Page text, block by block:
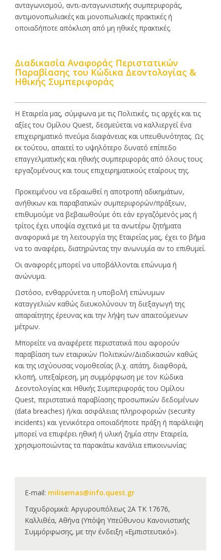
ανταγωνισμού, αντι-ανταγωνιστικής συμπεριφοράς,
αντιμονοπωλιακές και μονοπωλιακές πρακτικές ή
οποιαδήποτε απόκλιση από μη ηθικές πρακτικές.
Διαδικασία Αναφοράς Περιστατικών
Παραβίασης του Κώδικα Δεοντολογίας &
Ηθικής Συμπεριφοράς
Η Eταιρεία μας, σύμφωνα με τις Πολιτικές, τις αρχές και τις
αξίες του Ομίλου Quest, δεσμεύεται να καλλιεργεί ένα
επιχειρηματικό πνεύμα διαφάνειας και υπευθυνότητας. Ως
εκ τούτου, απαιτεί το υψηλότερο δυνατό επίπεδο
επαγγελματικής και ηθικής συμπεριφοράς από όλους τους
εργαζομένους και τους επιχειρηματικούς εταίρους της.
Προκειμένου να εδραιωθεί η αποτροπή αδικημάτων,
ανήθικων και παραβατικών συμπεριφορών/πράξεων,
επιθυμούμε να βεβαιωθούμε ότι εάν εργαζόμενός μας ή
τρίτος έχει υποψία σχετικά με τα ανωτέρω ζητήματα
αναφορικά με τη λειτουργία της Εταιρείας μας, έχει το βήμα
να το αναφέρει, διατηρώντας την ανωνυμία αν το επιθυμεί.
Οι αναφορές μπορεί να υποβάλλονται επώνυμα ή
ανώνυμα.
Ωστόσο, ενθαρρύνεται η υποβολή επώνυμων
καταγγελιών καθώς διευκολύνουν τη διεξαγωγή της
απαραίτητης έρευνας και την λήψη των απαιτούμενων
μέτρων.
Μπορείτε να αναφέρετε περιστατικά που αφορούν
παραβίαση των εταιρικών Πολιτικών/Διαδικασιών καθώς
και της ισχύουσας νομοθεσίας (λ.χ. απάτη, διαφθορά,
κλοπή, υπεξαίρεση, μη συμμόρφωση με τον Κώδικα
Δεοντολογίας και Ηθικής Συμπεριφοράς του Ομίλου
Quest, περιστατικά παραβίασης προσωπικών δεδομένων
(data breaches) ή/και ασφάλειας πληροφοριών (security
incidents) και γενικότερα οποιαδήποτε πράξη ή παράλειψη
μπορεί να επιφέρει ηθική ή υλική ζημία στην Εταιρεία,
χρησιμοποιώντας τα παρακάτω κανάλια επικοινωνίας:
E-mail: milisemas@info.quest.gr
Ταχυδρομικά: Αργυρουπόλεως 2Α ΤΚ 17676,
Καλλιθέα, Αθήνα (Υπόψη Υπεύθυνου Κανονιστικής
Συμμόρφωσης, με την ένδειξη «Εμπιστευτικό»).